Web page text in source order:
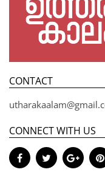
CONTACT
CONNECT WITH US